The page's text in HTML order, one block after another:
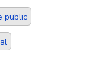
public